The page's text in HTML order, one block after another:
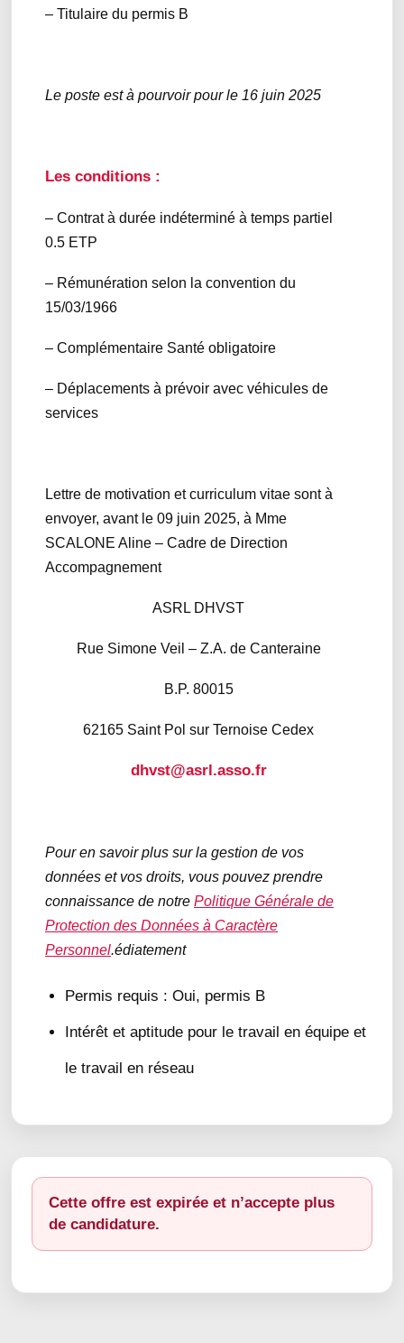
– Titulaire du permis B
Le poste est à pourvoir pour le 16 juin 2025
Les conditions :
– Contrat à durée indéterminé à temps partiel
0.5 ETP
– Rémunération selon la convention du
15/03/1966
– Complémentaire Santé obligatoire
– Déplacements à prévoir avec véhicules de
services
Lettre de motivation et curriculum vitae sont à
envoyer, avant le 09 juin 2025, à Mme
SCALONE Aline – Cadre de Direction
Accompagnement
ASRL DHVST
Rue Simone Veil – Z.A. de Canteraine
B.P. 80015
62165 Saint Pol sur Ternoise Cedex
dhvst@asrl.asso.fr
Pour en savoir plus sur la gestion de vos
données et vos droits, vous pouvez prendre
connaissance de notre Politique Générale de
Protection des Données à Caractère
Personnel.édiatement
Permis requis : Oui, permis B
Intérêt et aptitude pour le travail en équipe et
le travail en réseau
Cette offre est expirée et n’accepte plus
de candidature.